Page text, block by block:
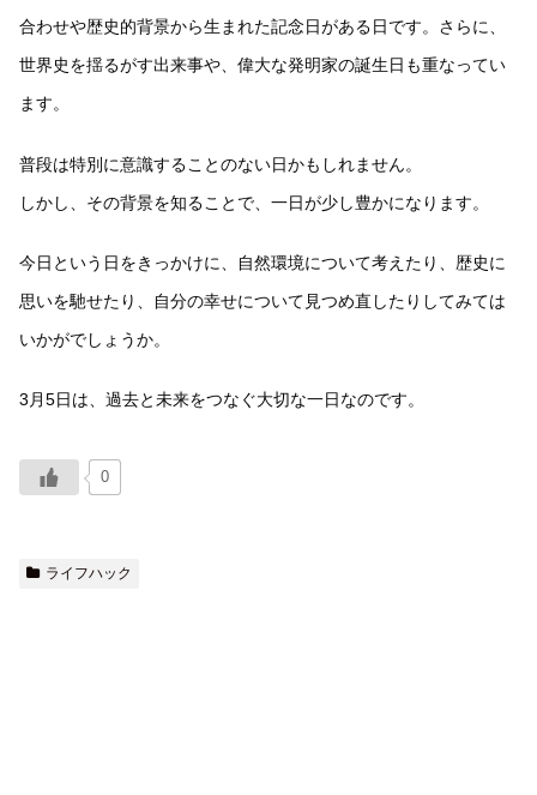
合わせや歴史的背景から生まれた記念日がある日です。さらに、
世界史を揺るがす出来事や、偉大な発明家の誕生日も重なってい
ます。
普段は特別に意識することのない日かもしれません。
しかし、その背景を知ることで、一日が少し豊かになります。
今日という日をきっかけに、自然環境について考えたり、歴史に
思いを馳せたり、自分の幸せについて見つめ直したりしてみては
いかがでしょうか。
3月5日は、過去と未来をつなぐ大切な一日なのです。
0
ライフハック